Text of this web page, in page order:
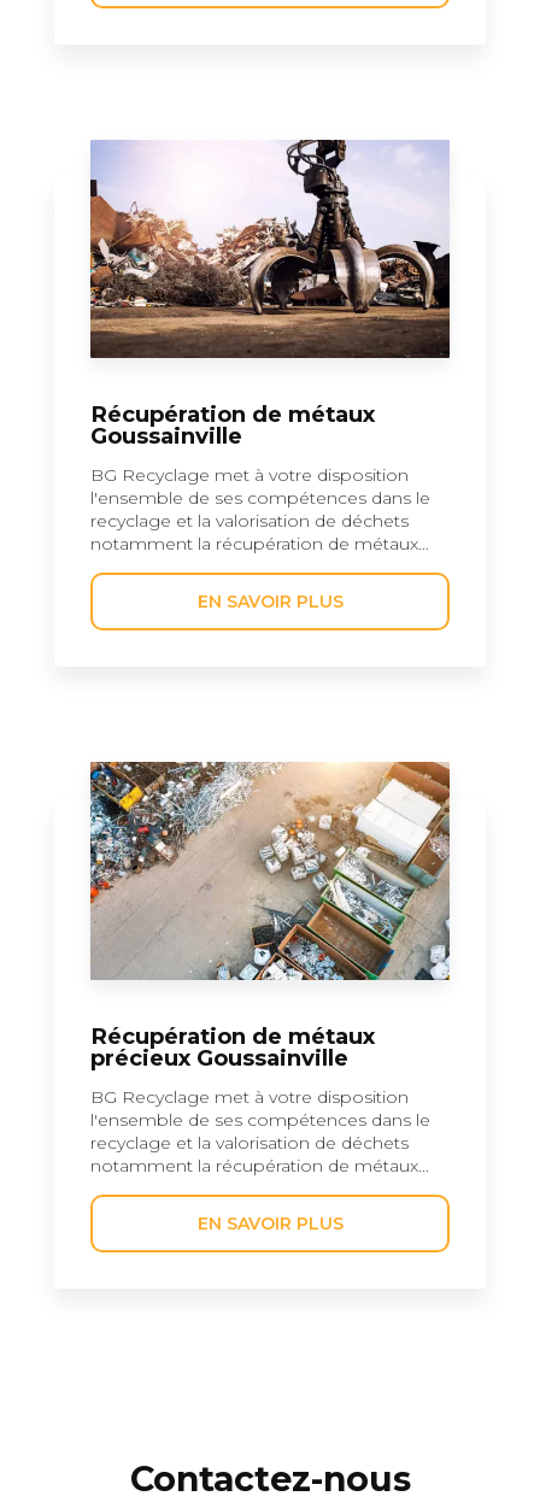
Récupération de métaux
Goussainville
BG Recyclage met à votre disposition
l'ensemble de ses compétences dans le
recyclage et la valorisation de déchets
notamment la récupération de métaux...
EN SAVOIR PLUS
Récupération de métaux
précieux Goussainville
BG Recyclage met à votre disposition
l'ensemble de ses compétences dans le
recyclage et la valorisation de déchets
notamment la récupération de métaux...
EN SAVOIR PLUS
Contactez-nous